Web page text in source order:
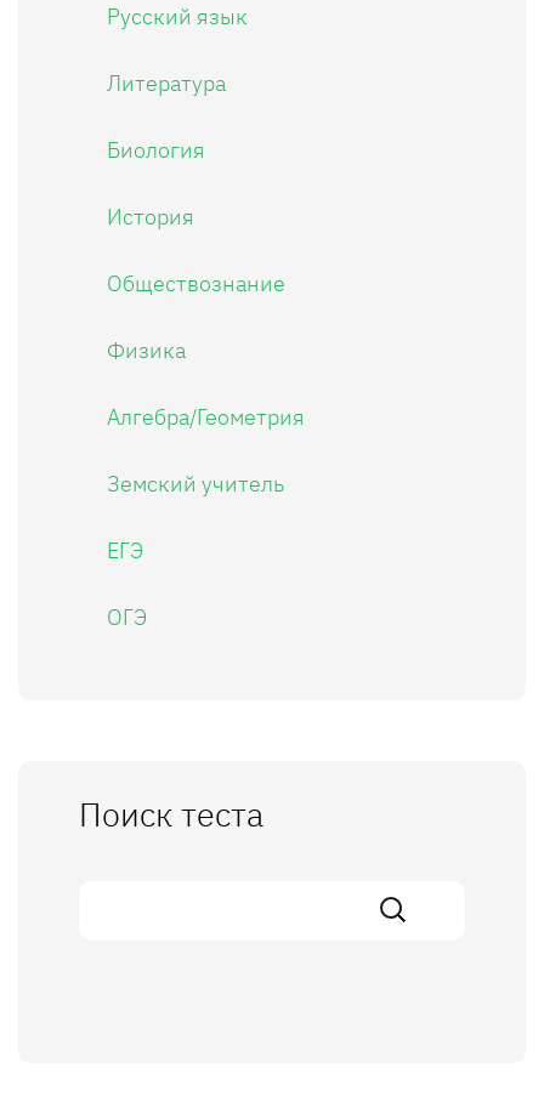
Русский язык
Литература
Биология
История
Обществознание
Физика
Алгебра/Геометрия
Земский учитель
ЕГЭ
ОГЭ
Поиск теста